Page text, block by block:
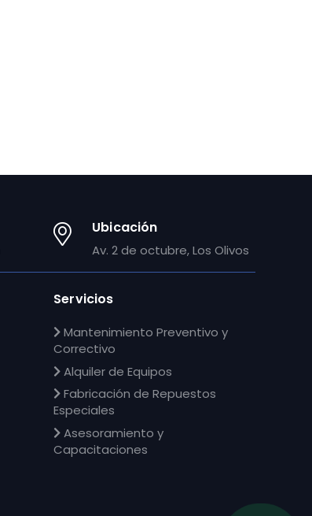
Ubicación
Av. 2 de octubre, Los Olivos
Servicios
Mantenimiento Preventivo y
Correctivo
Alquiler de Equipos
Fabricación de Repuestos
Especiales
Asesoramiento y
Capacitaciones